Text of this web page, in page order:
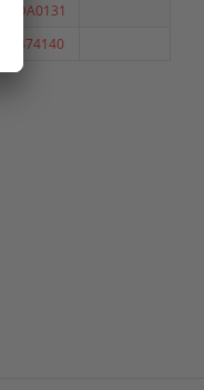
0DA0131
0474140